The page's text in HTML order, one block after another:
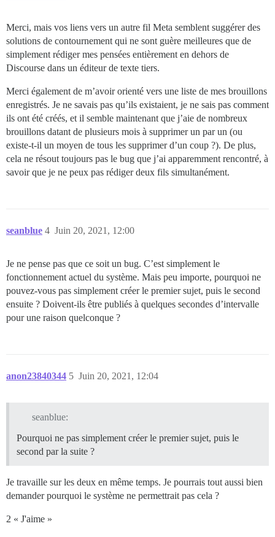
Merci, mais vos liens vers un autre fil Meta semblent suggérer des
solutions de contournement qui ne sont guère meilleures que de
simplement rédiger mes pensées entièrement en dehors de
Discourse dans un éditeur de texte tiers.
Merci également de m’avoir orienté vers une liste de mes brouillons
enregistrés. Je ne savais pas qu’ils existaient, je ne sais pas comment
ils ont été créés, et il semble maintenant que j’aie de nombreux
brouillons datant de plusieurs mois à supprimer un par un (ou
existe-t-il un moyen de tous les supprimer d’un coup ?). De plus,
cela ne résout toujours pas le bug que j’ai apparemment rencontré, à
savoir que je ne peux pas rédiger deux fils simultanément.
seanblue Juin 20, 2021, 12:00
4
Je ne pense pas que ce soit un bug. C’est simplement le
fonctionnement actuel du système. Mais peu importe, pourquoi ne
pouvez-vous pas simplement créer le premier sujet, puis le second
ensuite ? Doivent-ils être publiés à quelques secondes d’intervalle
pour une raison quelconque ?
anon23840344 Juin 20, 2021, 12:04
5
seanblue:
Pourquoi ne pas simplement créer le premier sujet, puis le
second par la suite ?
Je travaille sur les deux en même temps. Je pourrais tout aussi bien
demander pourquoi le système ne permettrait pas cela ?
2 « J'aime »